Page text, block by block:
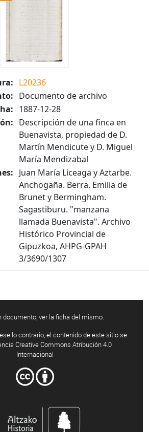
L20236
Documento de archivo
1887-12-28
Descripción de una finca en
Buenavista, propiedad de D.
Martín Mendicute y D. Miguel
María Mendizabal
Juan María Liceaga y Aztarbe.
Anchogaña. Berra. Emilia de
Brunet y Bermingham.
Sagastiburu. "manzana
llamada Buenavista". Archivo
Histórico Provincial de
Gipuzkoa, AHPG-GPAH
3/3690/1307
documento, ver la ficha del mismo.
lo contrario, el contenido de este sitio se
Creative Commons Atribución 4.0
Internacional